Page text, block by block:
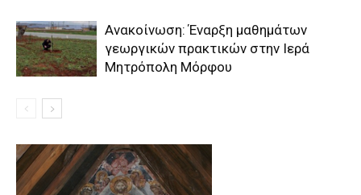
Ανακοίνωση: Έναρξη μαθημάτων
γεωργικών πρακτικών στην Ιερά
Μητρόπολη Μόρφου